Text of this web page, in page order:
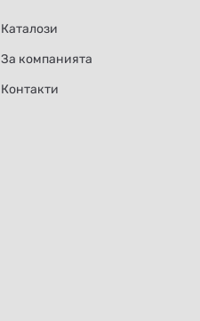
Каталози
За компанията
Контакти